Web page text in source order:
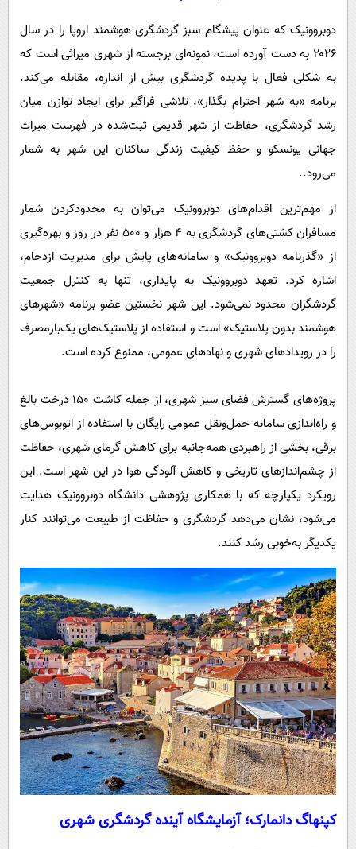
دوبروونیک که عنوان پیشگام سبز گردشگری هوشمند اروپا را در سال
۲۰۲۶ به دست آورده است، نمونه‌ای برجسته از شهری میراثی است که
به شکلی فعال با پدیده گردشگری بیش از اندازه، مقابله می‌کند.
برنامه «به شهر احترام بگذار»، تلاشی فراگیر برای ایجاد توازن میان
رشد گردشگری، حفاظت از شهر قدیمی ثبت‌شده در فهرست میراث
جهانی یونسکو و حفظ کیفیت زندگی ساکنان این شهر به شمار
می‌رود..
از مهم‌ترین اقدام‌های دوبروونیک می‌توان به محدودکردن شمار
مسافران کشتی‌های گردشگری به ۴ هزار و ۵۰۰ نفر در روز و بهره‌گیری
از «گذرنامه دوبروونیک» و سامانه‌های پایش برای مدیریت ازدحام،
اشاره کرد. تعهد دوبروونیک به پایداری، تنها به کنترل جمعیت
گردشگران محدود نمی‌شود. این شهر نخستین عضو برنامه «شهرهای
هوشمند بدون پلاستیک» است و استفاده از پلاستیک‌های یک‌بارمصرف
را در رویدادهای شهری و نهادهای عمومی، ممنوع کرده است.
پروژه‌های گسترش فضای سبز شهری، از جمله کاشت ۱۵۰ درخت بالغ
و راه‌اندازی سامانه حمل‌ونقل عمومی رایگان با استفاده از اتوبوس‌های
برقی، بخشی از راهبردی همه‌جانبه برای کاهش گرمای شهری، حفاظت
از چشم‌اندازهای تاریخی و کاهش آلودگی هوا در این شهر است. این
رویکرد یکپارچه که با همکاری پژوهشی دانشگاه دوبروونیک هدایت
می‌شود، نشان می‌دهد گردشگری و حفاظت از طبیعت می‌توانند کنار
یکدیگر به‌خوبی رشد کنند.
کپنهاگ دانمارک؛ آزمایشگاه آینده گردشگری شهری